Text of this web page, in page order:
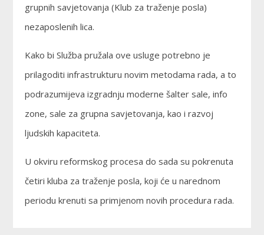
grupnih savjetovanja (Klub za traženje posla)
nezaposlenih lica.
Kako bi Služba pružala ove usluge potrebno je
prilagoditi infrastrukturu novim metodama rada, a to
podrazumijeva izgradnju moderne šalter sale, info
zone, sale za grupna savjetovanja, kao i razvoj
ljudskih kapaciteta.
U okviru reformskog procesa do sada su pokrenuta
četiri kluba za traženje posla, koji će u narednom
periodu krenuti sa primjenom novih procedura rada.